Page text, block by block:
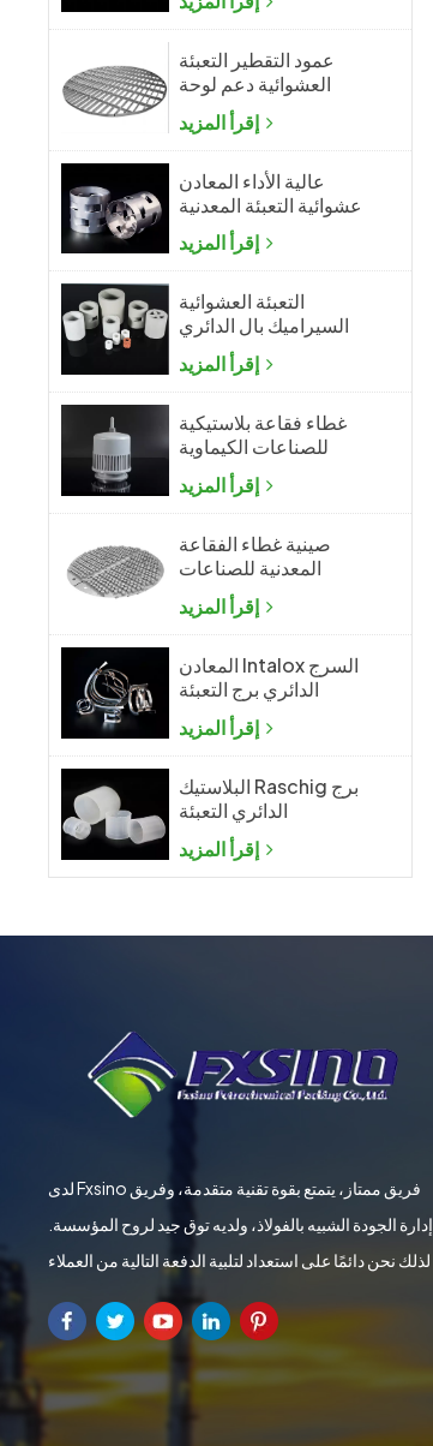
عمود التقطير التعبئة
العشوائية دعم لوحة
الشبكة
عالية الأداء المعادن
عشوائية التعبئة المعدنية
بال الدائري
التعبئة العشوائية
السيراميك بال الدائري
غطاء فقاعة بلاستيكية
للصناعات الكيماوية
صينية غطاء الفقاعة
المعدنية للصناعات
الكيماوية
المعادن Intalox السرج
الدائري برج التعبئة
البلاستيك Raschig برج
الدائري التعبئة
لدى Fxsino فريق ممتاز، يتمتع بقوة تقنية متقدمة، وفريق
إدارة الجودة الشبيه بالفولاذ، ولديه توق جيد لروح المؤسسة.
لذلك نحن دائمًا على استعداد لتلبية الدفعة التالية من العملاء